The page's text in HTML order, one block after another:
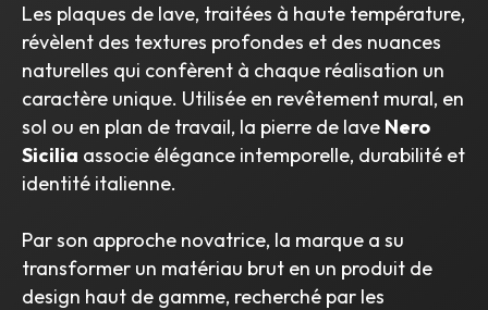
Les plaques de lave, traitées à haute température,
révèlent des textures profondes et des nuances
naturelles qui confèrent à chaque réalisation un
caractère unique. Utilisée en revêtement mural, en
sol ou en plan de travail, la pierre de lave Nero
Sicilia associe élégance intemporelle, durabilité et
identité italienne.
Par son approche novatrice, la marque a su
transformer un matériau brut en un produit de
design haut de gamme, recherché par les